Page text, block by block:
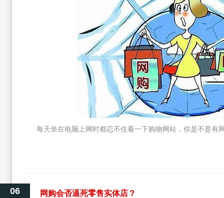
每天坐在电脑上网时都忍不住看一下购物网站，你是不是有
06 网购会否逼死零售实体店？